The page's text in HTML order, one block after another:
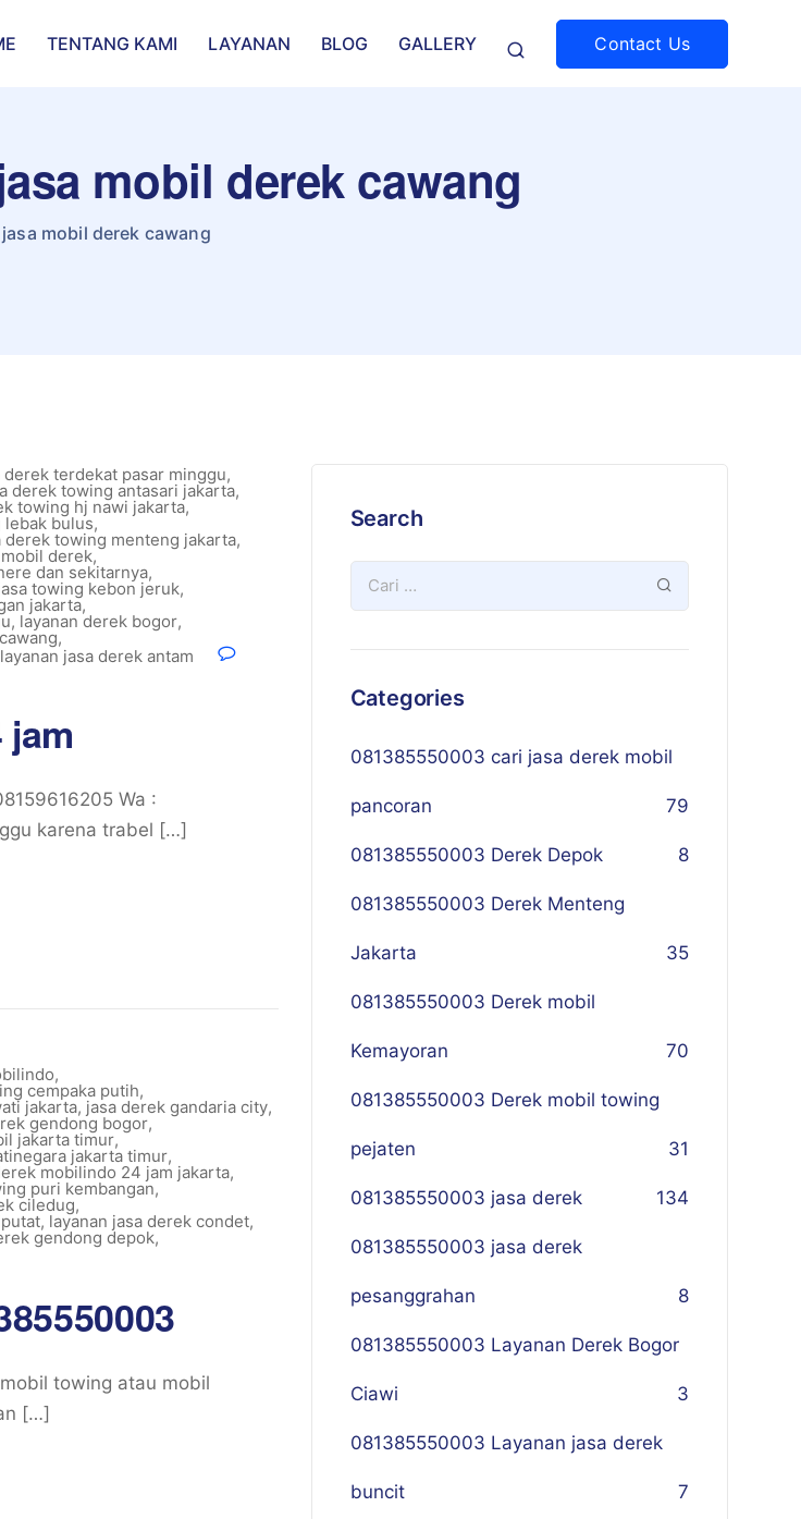
TENTANG KAMI LAYANAN BLOG GALLERY Contact Us
mobil derek cawang
jasa mobil derek cawang
derek terdekat pasar minggu,
derek towing antasari jakarta,
towing hj nawi jakarta,
bulus,
derek towing menteng jakarta,
derek,
dan sekitarnya,
towing kebon jeruk,
jakarta,
, layanan derek bogor,
,
layanan jasa derek antam
Wa :
karena trabel […]
,
cempaka putih,
jakarta, jasa derek gandaria city,
gendong bogor,
jakarta timur,
jakarta timur,
mobilindo 24 jam jakarta,
puri kembangan,
ciledug,
, layanan jasa derek condet,
gendong depok,
towing atau mobil
[…]
Search
Categories
081385550003 cari jasa derek mobil
pancoran 79
081385550003 Derek Depok 8
081385550003 Derek Menteng
Jakarta 35
081385550003 Derek mobil
Kemayoran 70
081385550003 Derek mobil towing
pejaten 31
081385550003 jasa derek 134
081385550003 jasa derek
pesanggrahan 8
081385550003 Layanan Derek Bogor
Ciawi 3
081385550003 Layanan jasa derek
buncit 7